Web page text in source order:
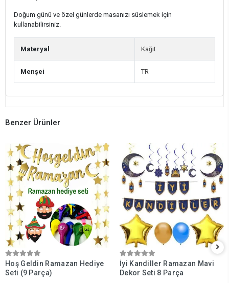
Doğum günü ve özel günlerde masanızı süslemek için
kullanabilirsiniz.
Materyal Kağıt
Menşei TR
Benzer Ürünler
Hoş Geldin Ramazan Hediye
Seti (9 Parça)
İyi Kandiller Ramazan Mavi
Dekor Seti 8 Parça